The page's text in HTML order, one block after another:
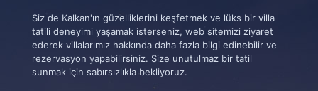
Siz de Kalkan'ın güzelliklerini keşfetmek ve lüks bir villa
tatili deneyimi yaşamak isterseniz, web sitemizi ziyaret
ederek villalarımız hakkında daha fazla bilgi edinebilir ve
rezervasyon yapabilirsiniz. Size unutulmaz bir tatil
sunmak için sabırsızlıkla bekliyoruz.